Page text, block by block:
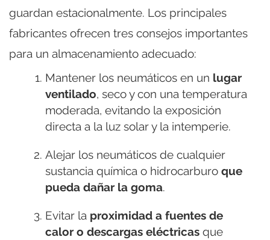
guardan estacionalmente. Los principales
fabricantes ofrecen tres consejos importantes
para un almacenamiento adecuado:
Mantener los neumáticos en un lugar
ventilado, seco y con una temperatura
moderada, evitando la exposición
directa a la luz solar y la intemperie.
Alejar los neumáticos de cualquier
sustancia química o hidrocarburo que
pueda dañar la goma.
Evitar la proximidad a fuentes de
calor o descargas eléctricas que